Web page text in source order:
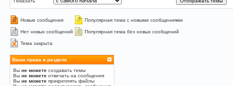
Новые сообщения Популярная тема с новыми сообщениями
Нет новых сообщений Популярная тема без новых сообщений
Тема закрыта
Ваши права в разделе
Вы не можете создавать темы
Вы не можете отвечать на сообщения
Вы не можете прикреплять файлы